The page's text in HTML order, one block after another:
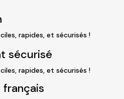
rapides, et sécurisés !
sécurisé
rapides, et sécurisés !
français